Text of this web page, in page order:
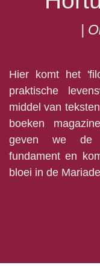
|
Hier komt het
praktische
middel van
boeken
geven we de
fundament en
bloei in de